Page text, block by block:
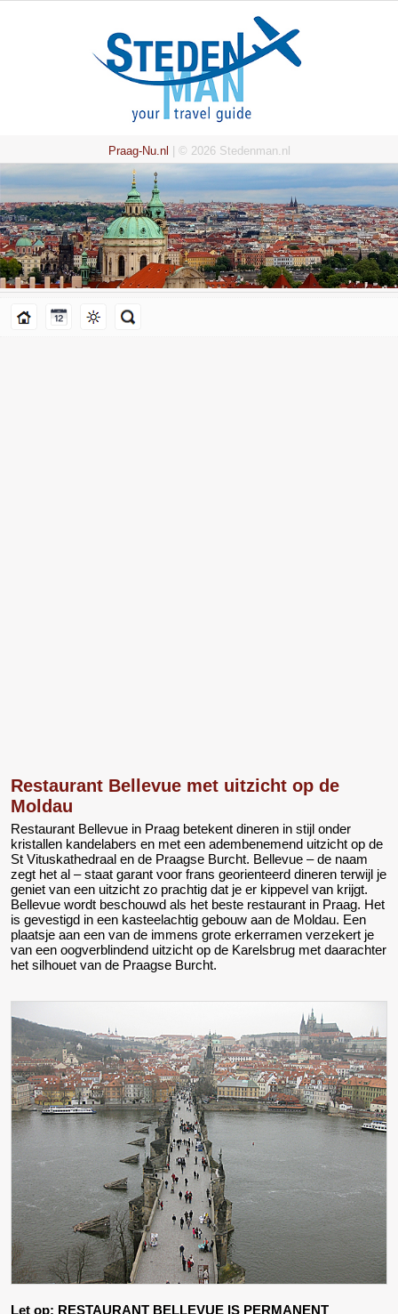
Praag-Nu.nl | © 2026 Stedenman.nl
Restaurant Bellevue met uitzicht op de
Moldau
Restaurant Bellevue in Praag betekent dineren in stijl onder
kristallen kandelabers en met een adembenemend uitzicht op de
St Vituskathedraal en de Praagse Burcht. Bellevue – de naam
zegt het al – staat garant voor frans georienteerd dineren terwijl je
geniet van een uitzicht zo prachtig dat je er kippevel van krijgt.
Bellevue wordt beschouwd als het beste restaurant in Praag. Het
is gevestigd in een kasteelachtig gebouw aan de Moldau. Een
plaatsje aan een van de immens grote erkerramen verzekert je
van een oogverblindend uitzicht op de Karelsbrug met daarachter
het silhouet van de Praagse Burcht.
Let op: RESTAURANT BELLEVUE IS PERMANENT